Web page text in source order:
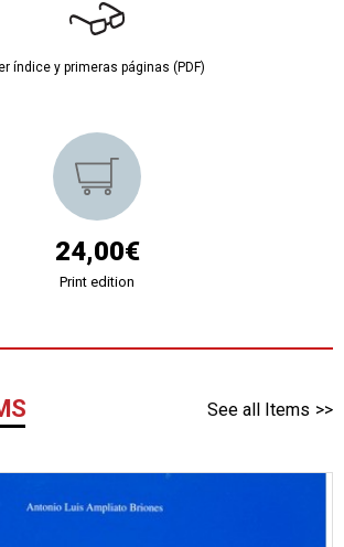
índice y primeras páginas (PDF)
24,00€
Print edition
See all Items